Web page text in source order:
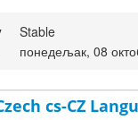
Stable
понедељак, 08
cs-CZ